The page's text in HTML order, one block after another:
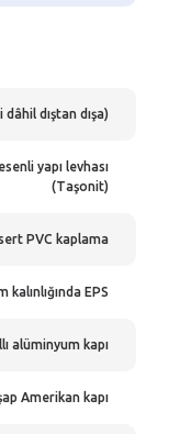
dıştan dışa)
yapı levhası
(Taşonit)
PVC kaplama
kalınlığında EPS
alüminyum kapı
Amerikan kapı